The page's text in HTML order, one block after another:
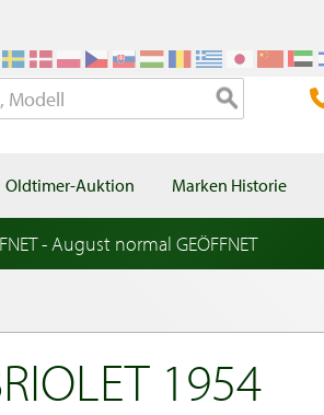
Oldtimer-Auktion Marken Historie
- August normal GEÖFFNET
1954